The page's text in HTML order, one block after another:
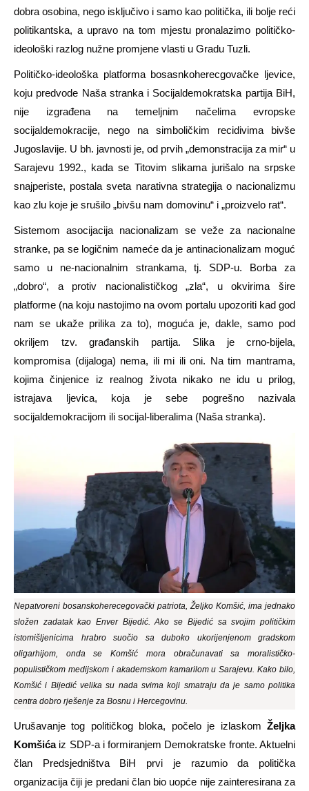
dobra osobina, nego isključivo i samo kao politička, ili bolje reći
politikantska, a upravo na tom mjestu pronalazimo političko-
ideološki razlog nužne promjene vlasti u Gradu Tuzli.
Političko-ideološka platforma bosasnkoherecgovačke ljevice,
koju predvode Naša stranka i Socijaldemokratska partija BiH,
nije izgrađena na temeljnim načelima evropske
socijaldemokracije, nego na simboličkim recidivima bivše
Jugoslavije. U bh. javnosti je, od prvih „demonstracija za mir“ u
Sarajevu 1992., kada se Titovim slikama jurišalo na srpske
snajperiste, postala sveta narativna strategija o nacionalizmu
kao zlu koje je srušilo „bivšu nam domovinu“ i „proizvelo rat“.
Sistemom asocijacija nacionalizam se veže za nacionalne
stranke, pa se logičnim nameće da je antinacionalizam moguć
samo u ne-nacionalnim strankama, tj. SDP-u. Borba za
„dobro“, a protiv nacionalističkog „zla“, u okvirima šire
platforme (na koju nastojimo na ovom portalu upozoriti kad god
nam se ukaže prilika za to), moguća je, dakle, samo pod
okriljem tzv. građanskih partija. Slika je crno-bijela,
kompromisa (dijaloga) nema, ili mi ili oni. Na tim mantrama,
kojima činjenice iz realnog života nikako ne idu u prilog,
istrajava ljevica, koja je sebe pogrešno nazivala
socijaldemokracijom ili socijal-liberalima (Naša stranka).
Nepatvoreni bosanskoherecegovački patriota, Željko Komšić, ima jednako
složen zadatak kao Enver Bijedić. Ako se Bijedić sa svojim političkim
istomišljenicima hrabro suočio sa duboko ukorijenjenom gradskom
oligarhijom, onda se Komšić mora obračunavati sa moralističko-
populističkom medijskom i akademskom kamarilom u Sarajevu. Kako bilo,
Komšić i Bijedić velika su nada svima koji smatraju da je samo politika
centra dobro rješenje za Bosnu i Hercegovinu.
Urušavanje tog političkog bloka, počelo je izlaskom Željka
Komšićaiz SDP-a i formiranjem Demokratske fronte. Aktuelni
član Predsjedništva BiH prvi je razumio da politička
organizacija čiji je predani član bio uopće nije zainteresirana za